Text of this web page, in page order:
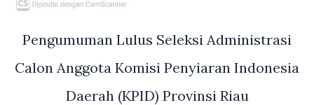
Pengumuman Lulus Seleksi Administrasi
Calon Anggota Komisi Penyiaran Indonesia
Daerah (KPID) Provinsi Riau